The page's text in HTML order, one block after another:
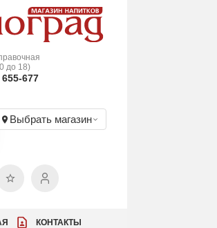
до 18)
677
Выбрать магазин
КОНТАКТЫ